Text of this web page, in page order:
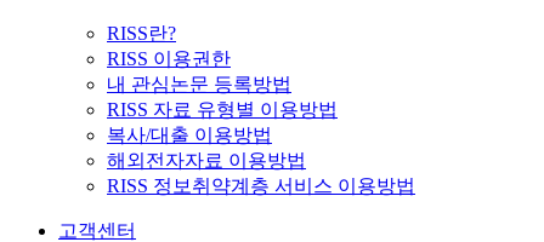
RISS란?
RISS 이용권한
내 관심논문 등록방법
RISS 자료 유형별 이용방법
복사/대출 이용방법
해외전자자료 이용방법
RISS 정보취약계층 서비스 이용방법
고객센터